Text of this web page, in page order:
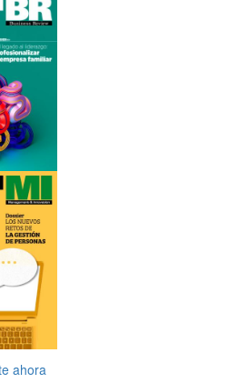
ahora